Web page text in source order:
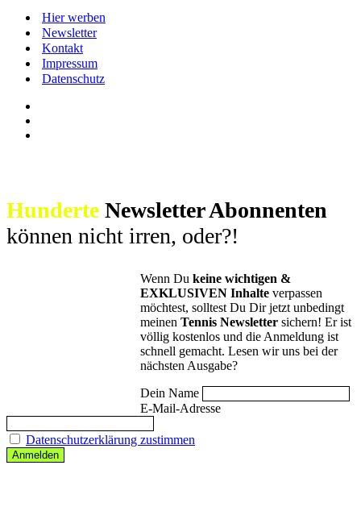
Hier werben
Newsletter
Kontakt
Impressum
Datenschutz
Hunderte Newsletter Abonnenten
können nicht irren, oder?!
Wenn Du keine wichtigen &
EXKLUSIVEN Inhalte verpassen
möchtest, solltest Du Dir jetzt unbedingt
meinen Tennis Newsletter sichern! Er ist
völlig kostenlos und die Anmeldung ist
schnell gemacht. Lesen wir uns bei der
nächsten Ausgabe?
Dein Name
E-Mail-Adresse
Datenschutzerklärung zustimmen